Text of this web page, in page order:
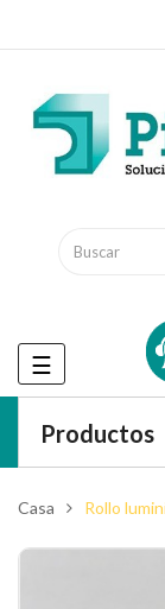
Productos
Navegación
de
☰
Casa Rollo